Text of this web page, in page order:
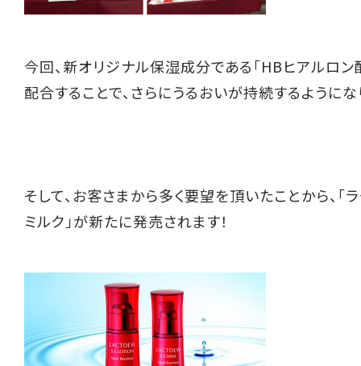
今回、新オリジナル保湿成分である「HBヒアルロ
配合することで、さらにうるおいが持続するようにな
そして、お客さまから多く要望を頂いたことから、「
ミルク」が新たに発売されます！